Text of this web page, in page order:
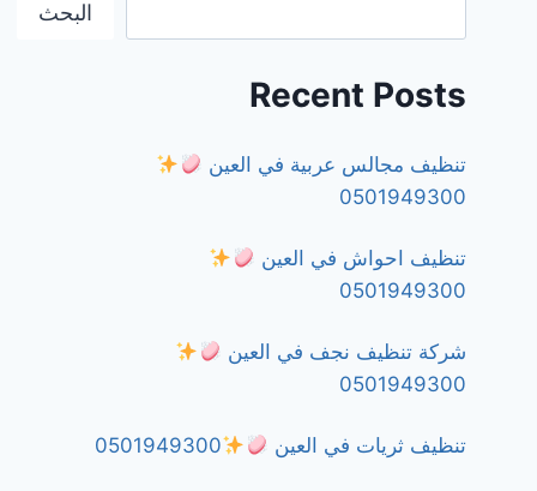
البحث
Recent Posts
تنظيف مجالس عربية في العين
0501949300
تنظيف احواش في العين
0501949300
شركة تنظيف نجف في العين
0501949300
تنظيف ثريات في العين 0501949300